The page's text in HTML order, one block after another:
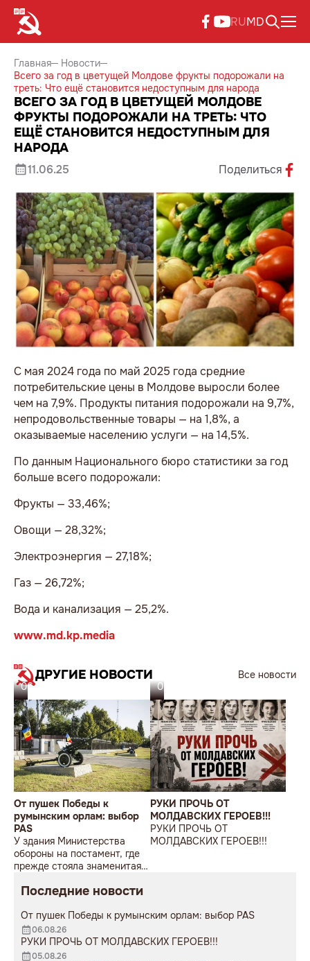
RUMD
Главная
Новости
Всего за год в цветущей Молдове фрукты подорожали на
треть: Что ещё становится недоступным для народа
ВСЕГО ЗА ГОД В ЦВЕТУЩЕЙ МОЛДОВЕ
ФРУКТЫ ПОДОРОЖАЛИ НА ТРЕТЬ: ЧТО
ЕЩЁ СТАНОВИТСЯ НЕДОСТУПНЫМ ДЛЯ
НАРОДА
11.06.25 Поделиться
С мая 2024 года по май 2025 года средние
потребительские цены в Молдове выросли более
чем на 7,9%. Продукты питания подорожали на 9,7%,
непродовольственные товары — на 1,8%, а
оказываемые населению услуги — на 14,5%.
По данным Национального бюро статистики за год
больше всего подорожали:
Фрукты — 33,46%;
Овощи — 28,32%;
Электроэнергия — 27,18%;
Газ — 26,72%;
Вода и канализация — 25,2%.
www.md.kp.media
ДРУГИЕ НОВОСТИ
Все новости
06.08.26
От пушек Победы к
румынским орлам: выбор
PAS
У здания Министерства
обороны на постамент, где
прежде стояла знаменитая
мужчина возложил букет
05.08.26
РУКИ ПРОЧЬ ОТ
МОЛДАВСКИХ ГЕРОЕВ!!!
РУКИ ПРОЧЬ ОТ
МОЛДАВСКИХ ГЕРОЕВ!!!
Последние новости
От пушек Победы к румынским орлам: выбор PAS
06.08.26
РУКИ ПРОЧЬ ОТ МОЛДАВСКИХ ГЕРОЕВ!!!
05.08.26